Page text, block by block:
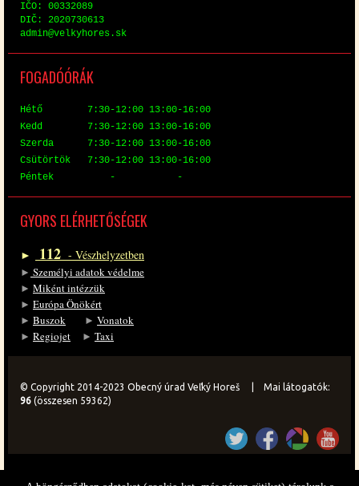
IČO: 00332089
DIČ: 2020730613
ad­min@​vel​kyho​res.​sk
FO­GA­DÓ­ÓRÁK
Hé­tő 7:30-12:00 13:00-16:00
Kedd 7:30-12:00 13:00-16:00
Szer­da 7:30-12:00 13:00-16:00
Csü­tör­tök 7:30-12:00 13:00-16:00
Pén­tek - -
GYORS EL­ÉR­HE­TŐ­SÉ­GEK
► 112 - Vész­hely­zet­ben
► Sze­mé­lyi ada­tok vé­del­me
► Mi­ként in­téz­zük
► Eu­ró­pa Önö­kért
► Bu­szok ► Vo­na­tok
► Re­gi­o­jet ► Ta­xi
© Copyright 2014-2023 Obecný úrad Veľký Horeš | Mai látogatók:
96 (összesen 59362)